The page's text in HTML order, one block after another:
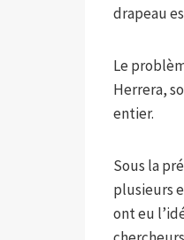
drapeau
Le
Herrera,
entier.
Sous la
plusieurs
ont eu